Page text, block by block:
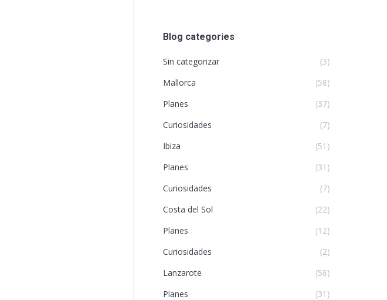
Blog categories
Sin categorizar
(3)
Mallorca
(58)
Planes
(37)
Curiosidades
(7)
Ibiza
(51)
Planes
(31)
Curiosidades
(7)
Costa del Sol
(22)
Planes
(12)
Curiosidades
(2)
Lanzarote
(58)
Planes
(31)